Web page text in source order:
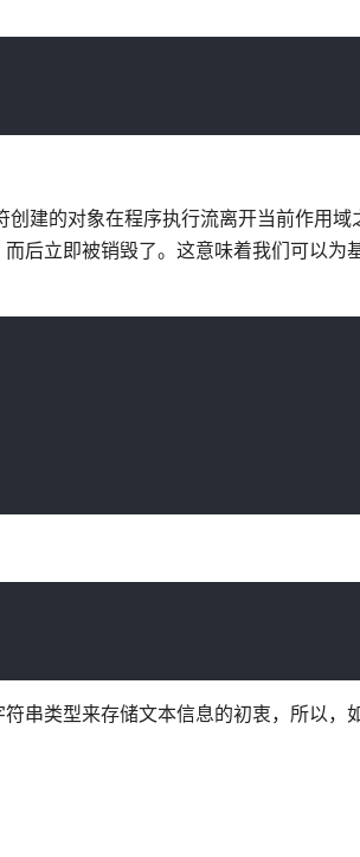
建的对象在程序执行流离开当前作用域
后立即被销毁了。这意味着我们可以为
串类型来存储文本信息的初衷，所以，